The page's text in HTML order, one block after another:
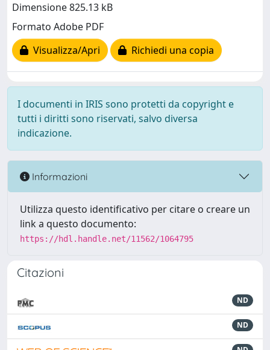
Dimensione 825.13 kB
Formato Adobe PDF
Visualizza/Apri
Richiedi una copia
I documenti in IRIS sono protetti da copyright e
tutti i diritti sono riservati, salvo diversa
indicazione.
Informazioni
Utilizza questo identificativo per citare o creare un
link a questo documento:
https://hdl.handle.net/11562/1064795
Citazioni
ND
ND